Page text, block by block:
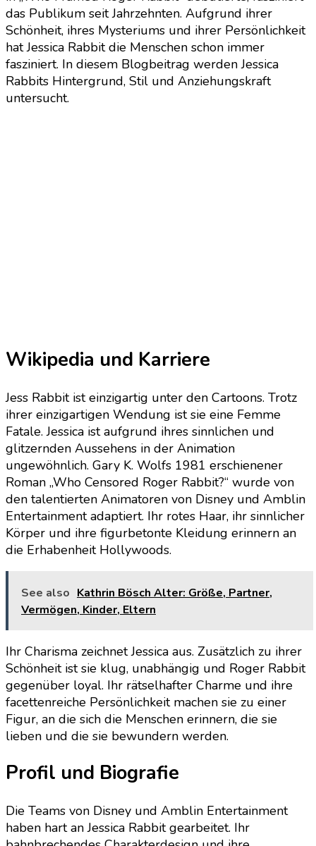
das Publikum seit Jahrzehnten. Aufgrund ihrer
Schönheit, ihres Mysteriums und ihrer Persönlichkeit
hat Jessica Rabbit die Menschen schon immer
fasziniert. In diesem Blogbeitrag werden Jessica
Rabbits Hintergrund, Stil und Anziehungskraft
untersucht.
Wikipedia und Karriere
Jess Rabbit ist einzigartig unter den Cartoons. Trotz
ihrer einzigartigen Wendung ist sie eine Femme
Fatale. Jessica ist aufgrund ihres sinnlichen und
glitzernden Aussehens in der Animation
ungewöhnlich. Gary K. Wolfs 1981 erschienener
Roman „Who Censored Roger Rabbit?“ wurde von
den talentierten Animatoren von Disney und Amblin
Entertainment adaptiert. Ihr rotes Haar, ihr sinnlicher
Körper und ihre figurbetonte Kleidung erinnern an
die Erhabenheit Hollywoods.
See also Kathrin Bösch Alter: Größe, Partner,
Vermögen, Kinder, Eltern
Ihr Charisma zeichnet Jessica aus. Zusätzlich zu ihrer
Schönheit ist sie klug, unabhängig und Roger Rabbit
gegenüber loyal. Ihr rätselhafter Charme und ihre
facettenreiche Persönlichkeit machen sie zu einer
Figur, an die sich die Menschen erinnern, die sie
lieben und die sie bewundern werden.
Profil und Biografie
Die Teams von Disney und Amblin Entertainment
haben hart an Jessica Rabbit gearbeitet. Ihr